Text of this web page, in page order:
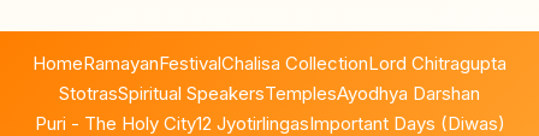
HomeRamayanFestivalChalisa CollectionLord Chitragupta
StotrasSpiritual SpeakersTemplesAyodhya Darshan
Puri - The Holy City12 JyotirlingasImportant Days (Diwas)